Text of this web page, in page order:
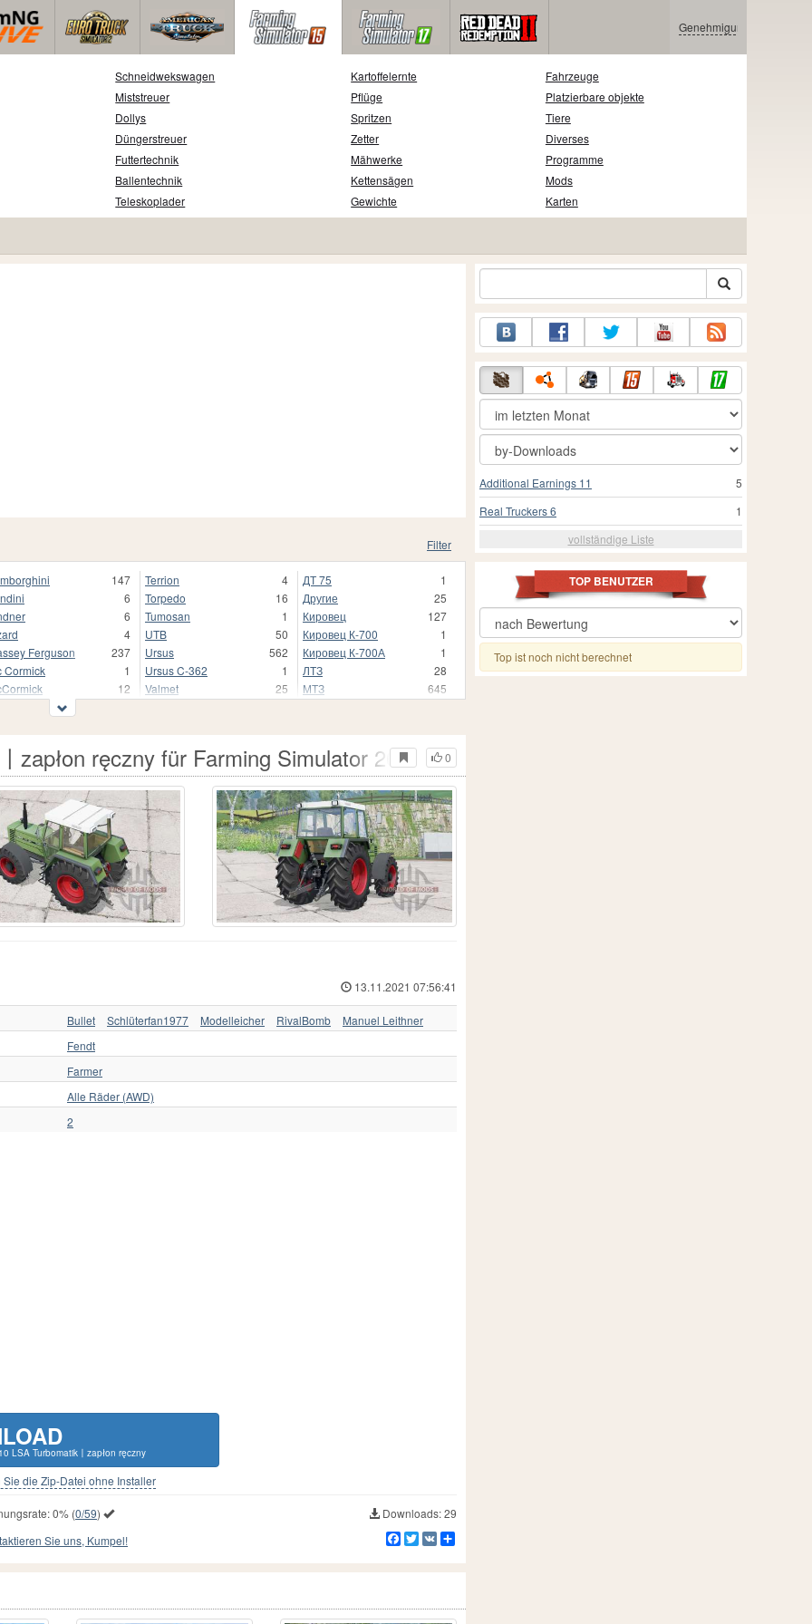
Genehmigung
Schneidwekswagen
Miststreuer
Dollys
Düngerstreuer
Futtertechnik
Ballentechnik
Teleskoplader
Kartoffelernte
Pflüge
Spritzen
Zetter
Mähwerke
Kettensägen
Gewichte
Fahrzeuge
Platzierbare objekte
Tiere
Diverses
Programme
Mods
Karten
Filter
147
6
6
4
Ferguson
237
Cormick
1
12
Benz
3
2
11
1
6
86
95
32
Terrion
4
Torpedo
16
Tumosan
1
UTB
50
Ursus
562
Ursus C-362
1
Valmet
25
White
1
XT
5
Xetrion
1
Zetor
216
Zetor 4011
1
Zetor 16145 Turbo
1
Andere
4
Агромаш
1
Беларус
66
ВМТЗ
3
ДТ 75
1
Другие
25
Кировец
127
Кировец К-700
1
Кировец К-700А
1
ЛТЗ
28
МТЗ
645
СХТЗ
1
Слобожанец
5
Сталинец
1
Т
110
ТЛТ
1
ТТ
3
ХЗТСШ
ХТА
ХТЗ
177
ЧЗПТ
1
0
zapłon ręczny für Farming Simulator 2015
13.11.2021 07:56:41
Bullet Schlüterfan1977 Modelleicher RivalBomb
Manuel Leithner
Fendt
Farmer
Alle Räder (AWD)
2
LSA Turbomatik〡zapłon ręczny
Sie die Zip-Datei ohne Installer
0%(0/59)
Downloads: 29
Sie uns, Kumpel! Facebook
Twitter
VK
5
Additional Earnings 11
1
Real Truckers 6
vollständige Liste
TOP BENUTZER
Top ist noch nicht berechnet